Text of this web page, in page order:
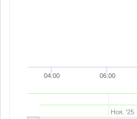
04:00 06:00
Ноя. '25